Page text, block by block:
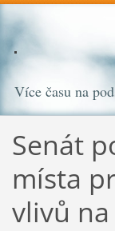
Více času na
Senát
místa
vlivů